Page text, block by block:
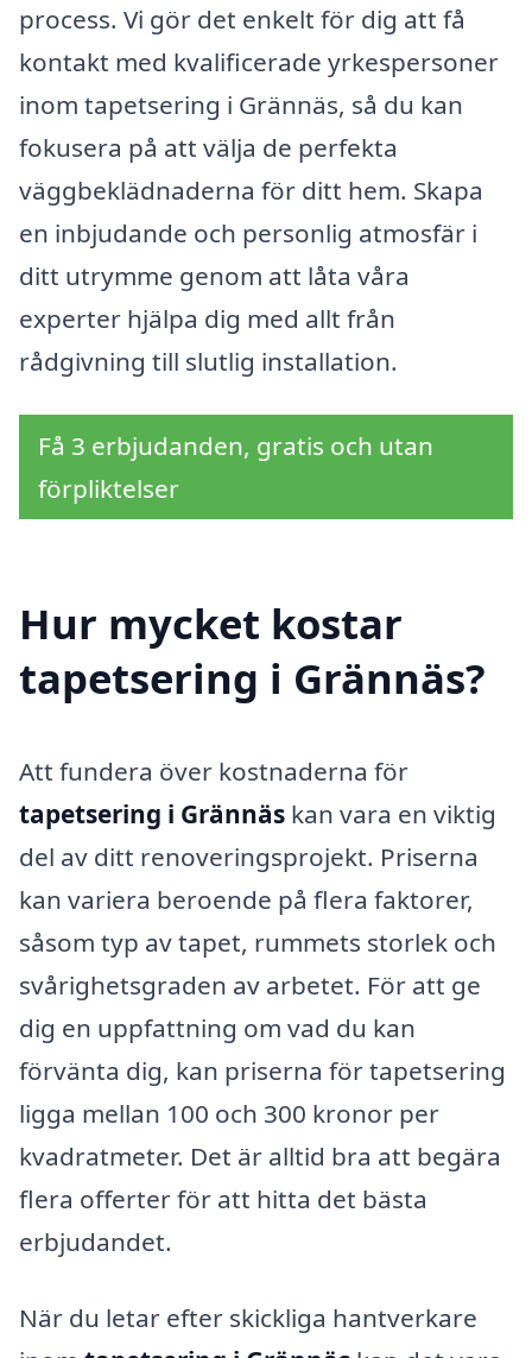
process. Vi gör det enkelt för dig att få
kontakt med kvalificerade yrkespersoner
inom tapetsering i Grännäs, så du kan
fokusera på att välja de perfekta
väggbeklädnaderna för ditt hem. Skapa
en inbjudande och personlig atmosfär i
ditt utrymme genom att låta våra
experter hjälpa dig med allt från
rådgivning till slutlig installation.
Få 3 erbjudanden, gratis och utan
förpliktelser
Hur mycket kostar
tapetsering i Grännäs?
Att fundera över kostnaderna för
tapetsering i Grännäs kan vara en viktig
del av ditt renoveringsprojekt. Priserna
kan variera beroende på flera faktorer,
såsom typ av tapet, rummets storlek och
svårighetsgraden av arbetet. För att ge
dig en uppfattning om vad du kan
förvänta dig, kan priserna för tapetsering
ligga mellan 100 och 300 kronor per
kvadratmeter. Det är alltid bra att begära
flera offerter för att hitta det bästa
erbjudandet.
När du letar efter skickliga hantverkare